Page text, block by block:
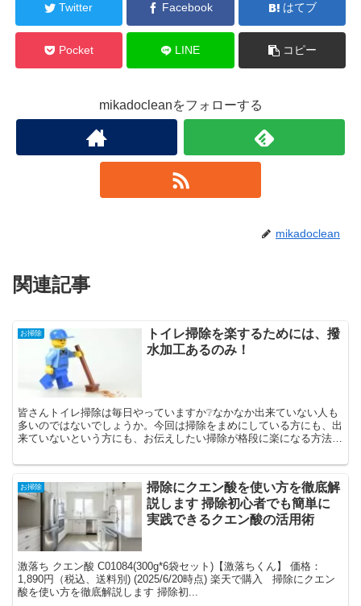
Twitter Facebook はてブ
Pocket LINE コピー
mikadocleanをフォローする
mikadoclean
関連記事
お掃除
トイレ掃除を楽するためには、撥
水加工あるのみ！
皆さんトイレ掃除は毎日やっていますか❔なかなか出来ていない人も
多いのではないでしょうか。今回は掃除をまめにしている方にも、出
来ていないという方にも、お伝えしたい掃除が格段に楽になる方法が
お掃除
掃除にクエン酸を使い方を徹底解
説します 掃除初心者でも簡単に
実践できるクエン酸の活用術
激落ち クエン酸 C01084(300g*6袋セット)【激落ちくん】 価格：
1,890円（税込、送料別) (2025/6/20時点) 楽天で購入 掃除にクエン
酸を使い方を徹底解説します 掃除初...